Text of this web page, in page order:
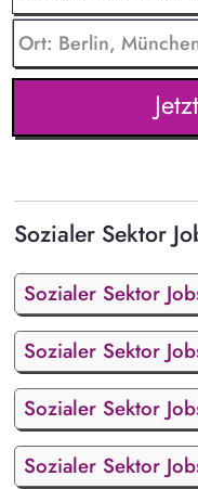
Sozialer Sektor
Sozialer Sektor
Sozialer Sektor
Sozialer Sektor
Sozialer Sektor